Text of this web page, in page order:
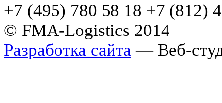
+7 (495) 780 58 18 +7 (812)
© FMA-Logistics 2014
Разработка сайта — Веб-